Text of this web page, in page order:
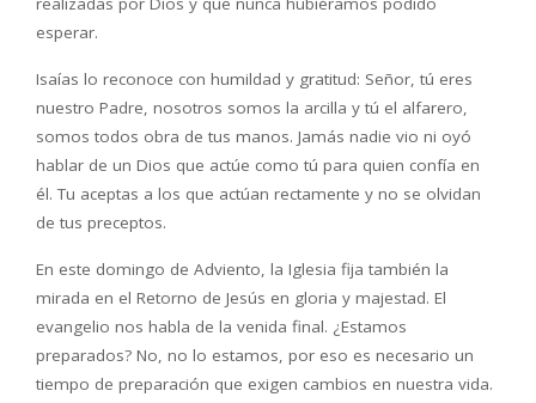
esperar.
Isaías lo reconoce con humildad y gratitud: Señor, tú eres
nuestro Padre, nosotros somos la arcilla y tú el alfarero,
somos todos obra de tus manos. Jamás nadie vio ni oyó
hablar de un Dios que actúe como tú para quien confía en
él. Tu aceptas a los que actúan rectamente y no se olvidan
de tus preceptos.
En este domingo de Adviento, la Iglesia fija también la
mirada en el Retorno de Jesús en gloria y majestad. El
evangelio nos habla de la venida final. ¿Estamos
preparados? No, no lo estamos, por eso es necesario un
tiempo de preparación que exigen cambios en nuestra vida.